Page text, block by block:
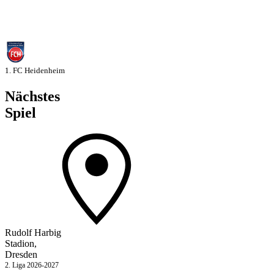
1. FC Heidenheim
Nächstes
Spiel
Rudolf Harbig
Stadion,
Dresden
2. Liga 2026-2027